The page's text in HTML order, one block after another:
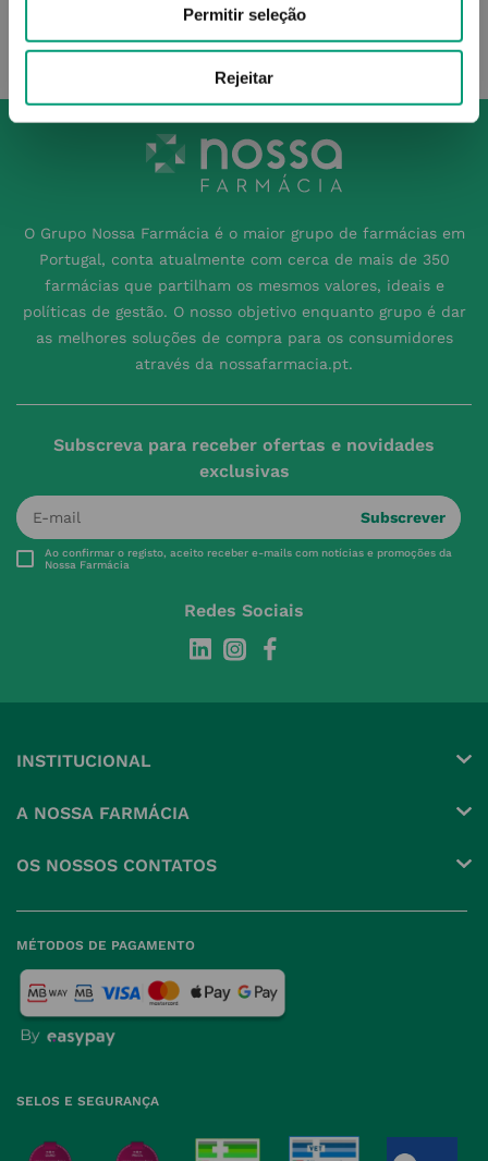
Permitir seleção
Rejeitar
O Grupo Nossa Farmácia é o maior grupo de farmácias em
Portugal, conta atualmente com cerca de mais de 350
farmácias que partilham os mesmos valores, ideais e
políticas de gestão. O nosso objetivo enquanto grupo é dar
as melhores soluções de compra para os consumidores
através da nossafarmacia.pt.
Subscreva para receber ofertas e novidades
exclusivas
Subscrever
Ao confirmar o registo, aceito receber e-mails com notícias e promoções da
Nossa Farmácia
Redes Sociais
INSTITUCIONAL
A NOSSA FARMÁCIA
Política de Privacidade
Política de Cookies
Política de Devoluções
OS NOSSOS CONTATOS
Farmácias perto de si
MÉTODOS DE PAGAMENTO
SELOS E SEGURANÇA